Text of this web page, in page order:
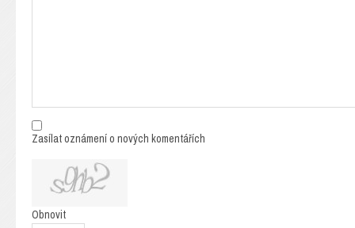
Zasílat oznámení o nových komentářích
Obnovit